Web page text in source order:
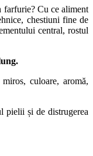
farfurie? Cu ce aliment
chestiuni fine de
central, rostul
culoare, aromă,
pielii și de distrugerea